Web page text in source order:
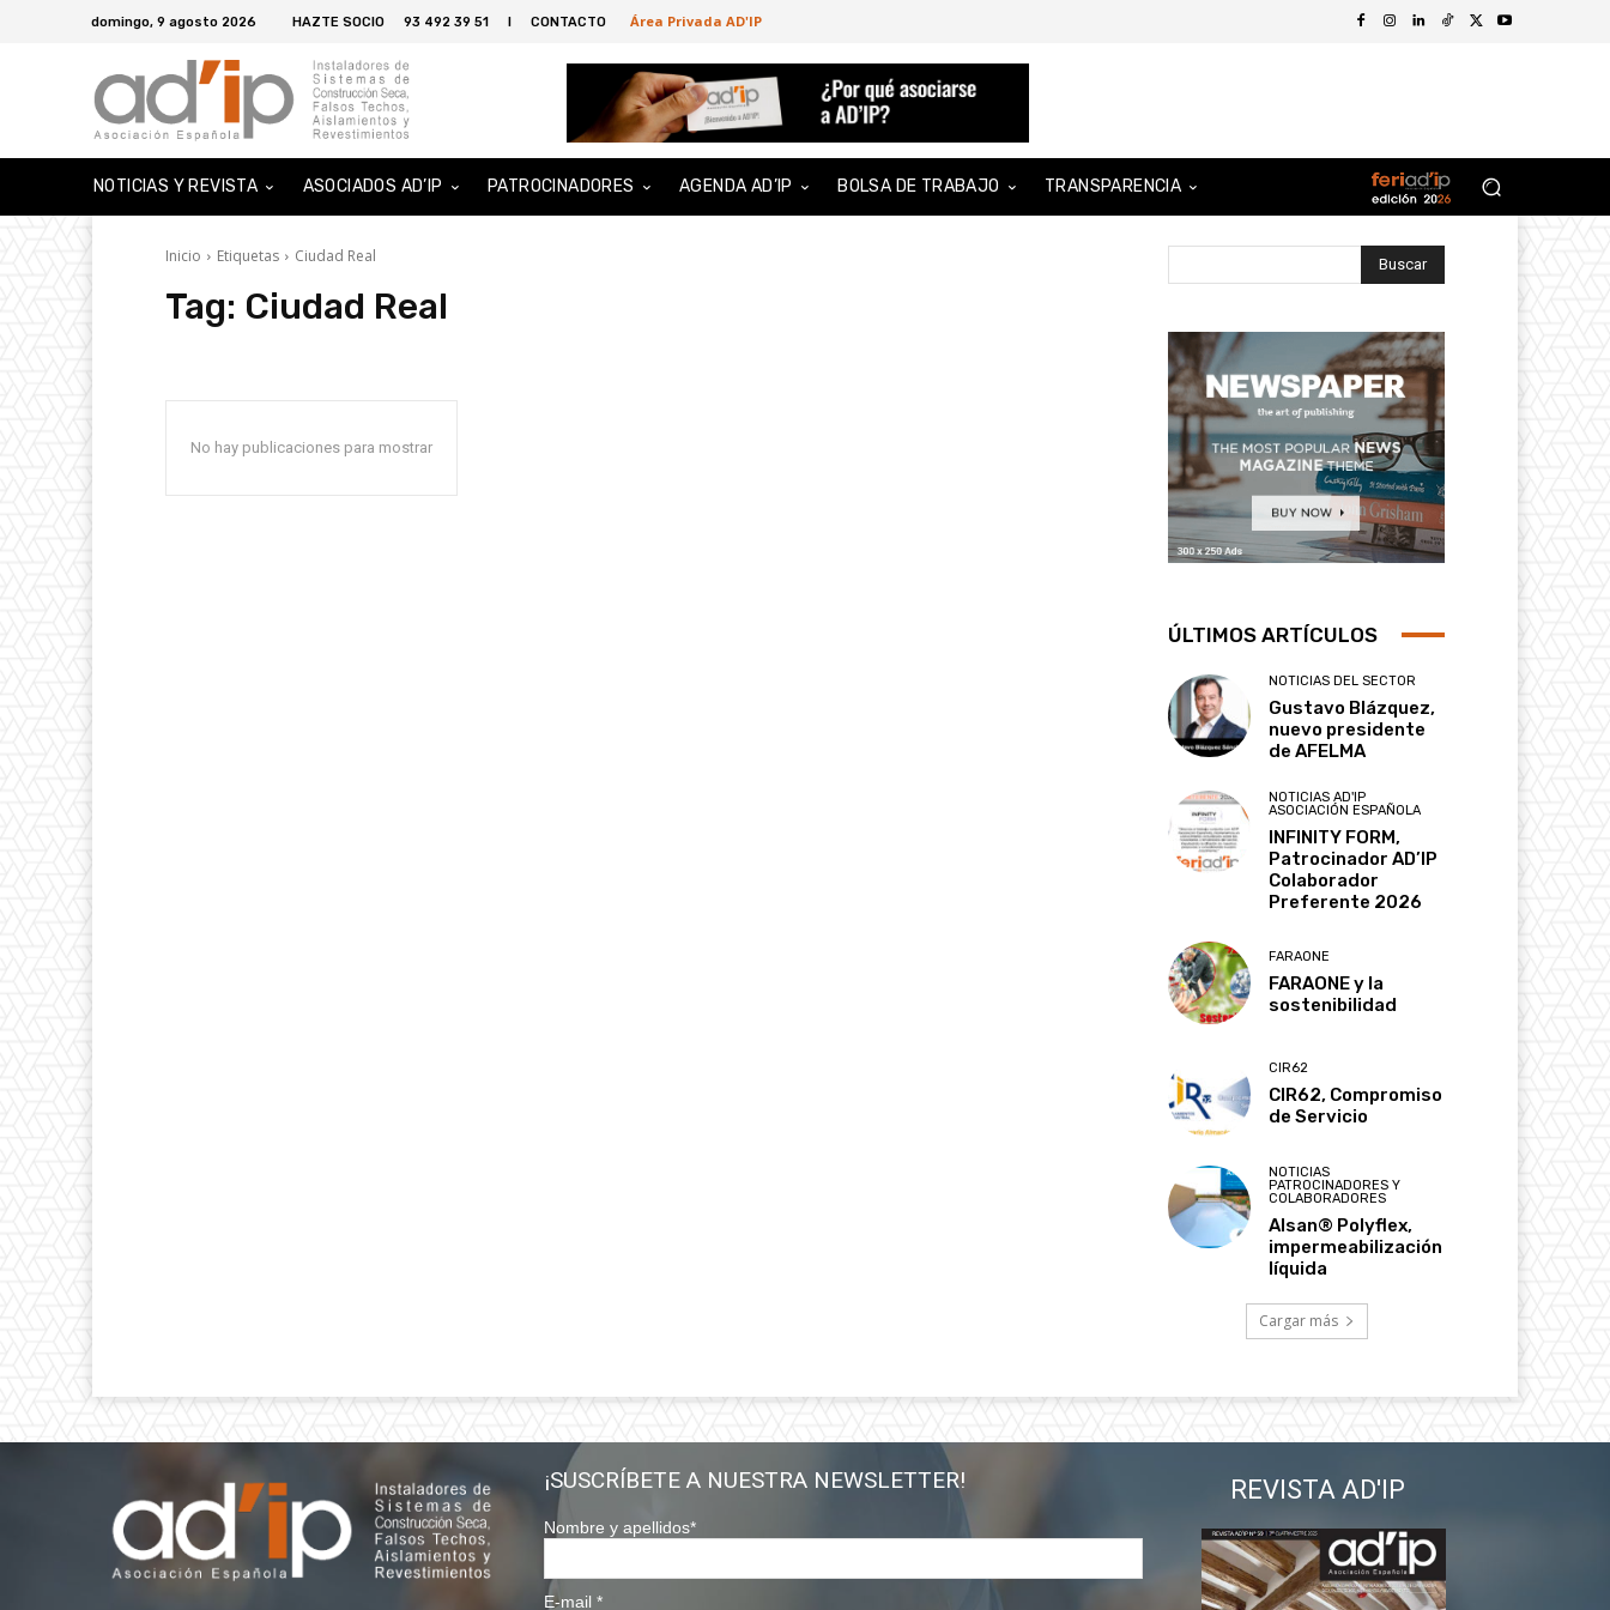
domingo, 9 agosto 2026 HAZTE SOCIO 93 492 39 51 I CONTACTO Área Privada AD'IP
NOTICIAS Y REVISTA ASOCIADOS AD’IP PATROCINADORES AGENDA AD’IP BOLSA DE TRABAJO TRANSPARENCIA
Inicio Etiquetas Ciudad Real
Tag: Ciudad Real
No hay publicaciones para mostrar
Buscar
ÚLTIMOS ARTÍCULOS
NOTICIAS DEL SECTOR
Gustavo Blázquez,
nuevo presidente
de AFELMA
NOTICIAS AD'IP
ASOCIACIÓN ESPAÑOLA
INFINITY FORM,
Patrocinador AD’IP
Colaborador
Preferente 2026
FARAONE
FARAONE y la
sostenibilidad
CIR62
CIR62, Compromiso
de Servicio
NOTICIAS
PATROCINADORES Y
COLABORADORES
Alsan® Polyflex,
impermeabilización
líquida
Cargar más
¡SUSCRÍBETE A NUESTRA NEWSLETTER!
Nombre y apellidos*
E-mail*
REVISTA AD'IP